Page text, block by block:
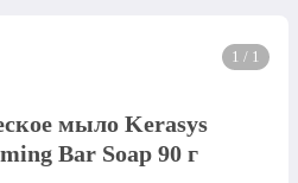
1 / 1
мыло Kerasys
Bar Soap 90 г